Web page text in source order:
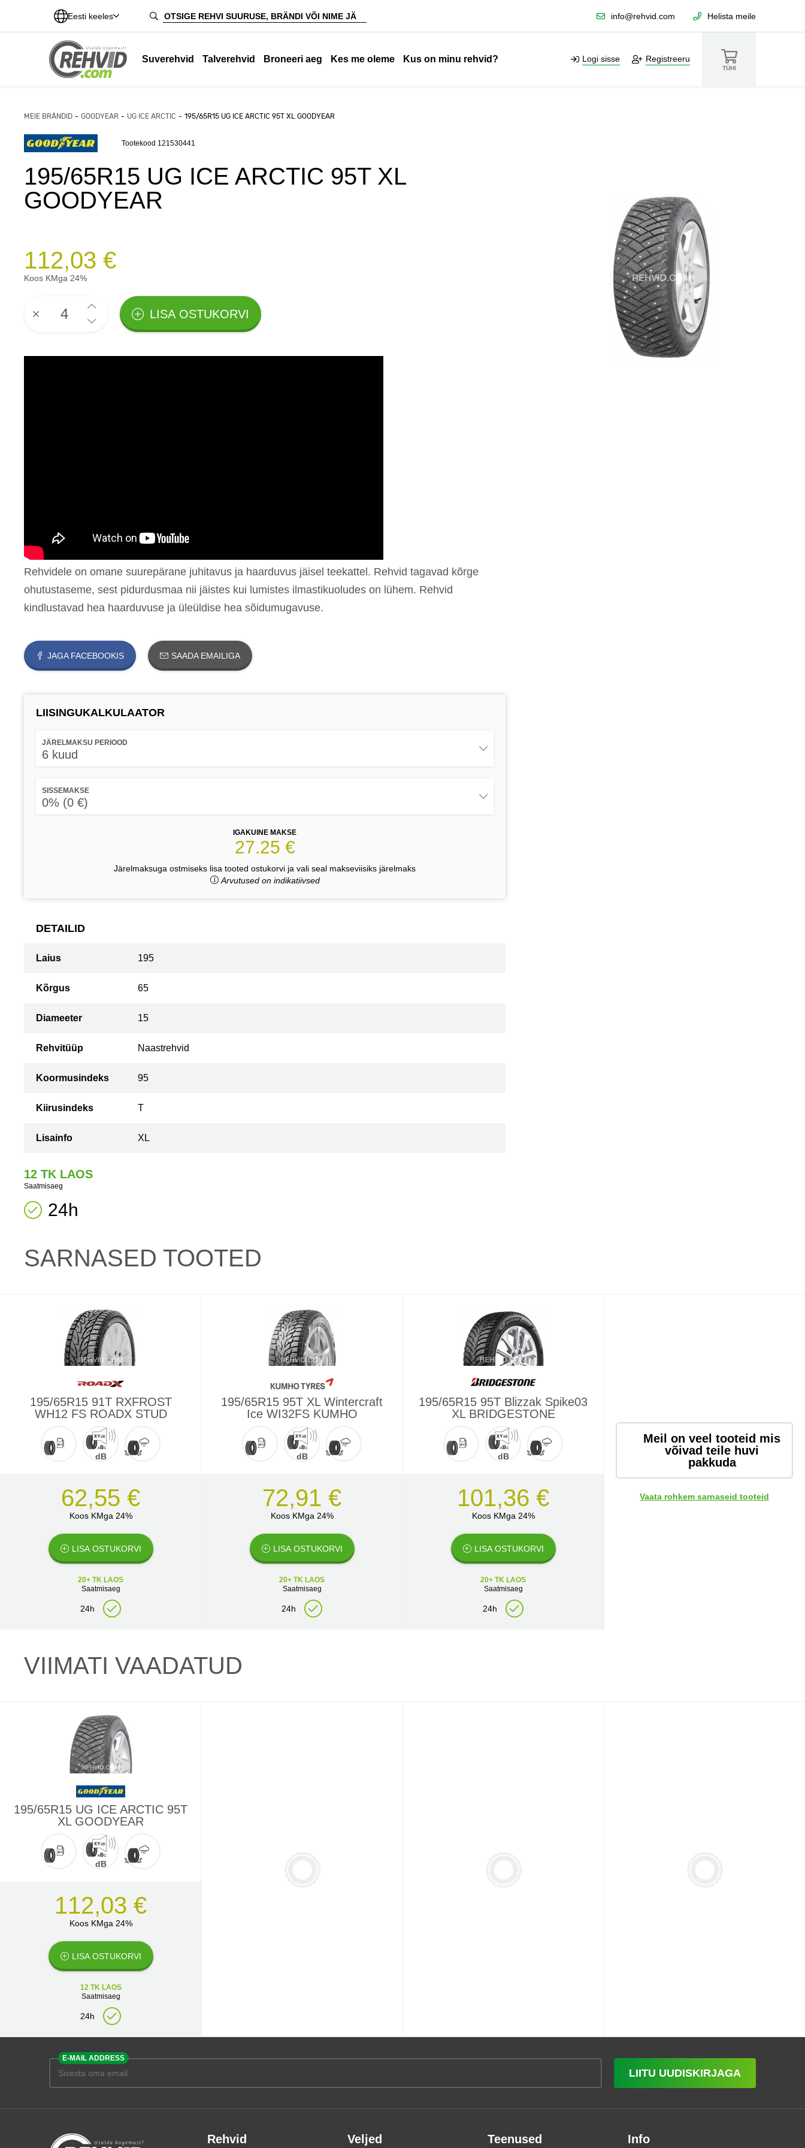
Eesti keeles info@rehvid.com Helista meile
Suverehvid Talverehvid Broneeri aeg Kes me oleme Kus on minu rehvid? Logi sisse Registreeru
TÜHI
MEIE BRÄNDID GOODYEAR UG ICE ARCTIC 195/65R15 UG ICE ARCTIC 95T XL GOODYEAR
Tootekood 121530441
195/65R15 UG ICE ARCTIC 95T XL
GOODYEAR
112,03 €
Koos KMga 24%
LISA OSTUKORVI
Rehvidele on omane suurepärane juhitavus ja haarduvus jäisel teekattel. Rehvid tagavad kõrge
ohutustaseme, sest pidurdusmaa nii jäistes kui lumistes ilmastikuoludes on lühem. Rehvid
kindlustavad hea haarduvuse ja üleüldise hea sõidumugavuse.
JAGA FACEBOOKIS SAADA EMAILIGA
LIISINGUKALKULAATOR
JÄRELMAKSU PERIOOD
6 kuud
SISSEMAKSE
0% (0 €)
IGAKUINE MAKSE
27.25 €
Järelmaksuga ostmiseks lisa tooted ostukorvi ja vali seal makseviisiks järelmaks
Arvutused on indikatiivsed
DETAILID
Laius 195
Kõrgus 65
Diameeter 15
Rehvitüüp Naastrehvid
Koormusindeks 95
Kiirusindeks T
Lisainfo XL
12 TK LAOS
Saatmisaeg
24h
SARNASED TOOTED
195/65R15 91T RXFROST
WH12 FS ROADX STUD
dB
62,55 €
Koos KMga 24%
LISA OSTUKORVI
20+ TK LAOS
Saatmisaeg
24h
195/65R15 95T XL Wintercraft
Ice WI32FS KUMHO
dB
72,91 €
Koos KMga 24%
LISA OSTUKORVI
20+ TK LAOS
Saatmisaeg
24h
195/65R15 95T Blizzak Spike03
XL BRIDGESTONE
dB
101,36 €
Koos KMga 24%
LISA OSTUKORVI
20+ TK LAOS
Saatmisaeg
24h
Meil on veel tooteid mis
võivad teile huvi
pakkuda
Vaata rohkem sarnaseid tooteid
VIIMATI VAADATUD
195/65R15 UG ICE ARCTIC 95T
XL GOODYEAR
dB
112,03 €
Koos KMga 24%
LISA OSTUKORVI
12 TK LAOS
Saatmisaeg
24h
E-MAIL ADDRESS
LIITU UUDISKIRJAGA
Rehvid Veljed Teenused Info